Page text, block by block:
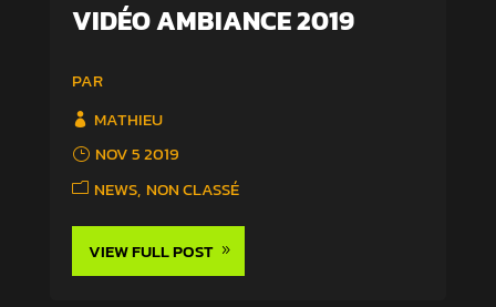
VIDÉO AMBIANCE 2019
PAR
MATHIEU
NOV 5 2019
NEWS NON CLASSÉ
VIEW FULL POST